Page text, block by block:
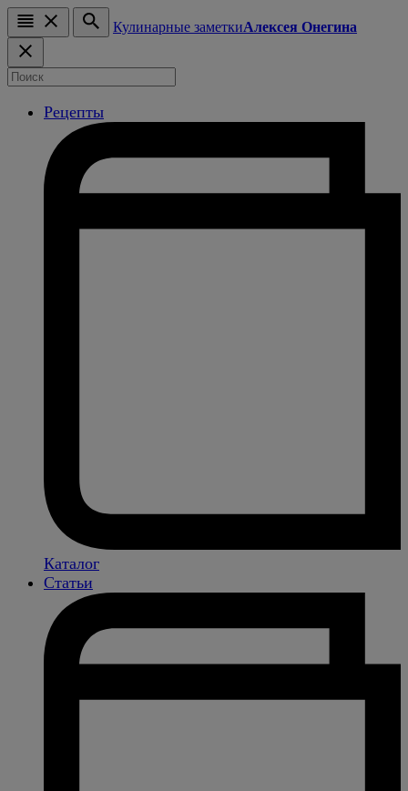
Кулинарные заметкиАлексея Онегина
Рецепты
Каталог
Статьи